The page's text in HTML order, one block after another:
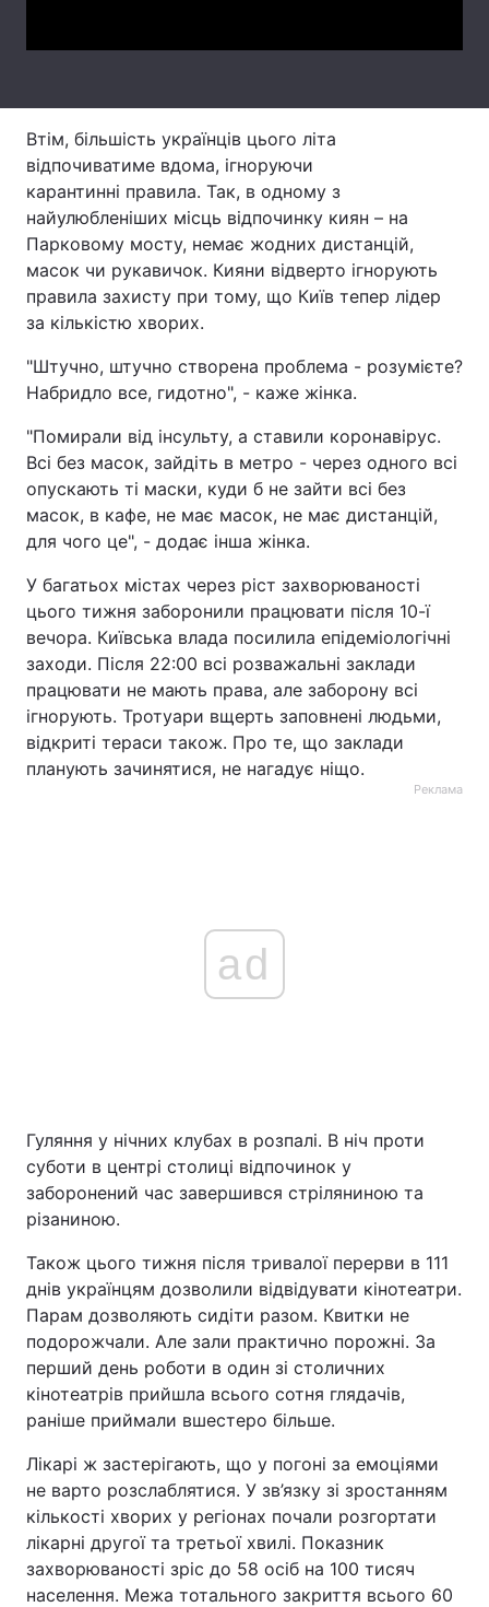
Тема оформлення
Втім, більшість українців цього літа
відпочиватиме вдома, ігноруючи
карантинні правила. Так, в одному з
найулюбленіших місць відпочинку киян – на
Парковому мосту, немає жодних дистанцій,
масок чи рукавичок. Кияни відверто ігнорують
правила захисту при тому, що Київ тепер лідер
за кількістю хворих.
"Штучно, штучно створена проблема - розумієте?
Набридло все, гидотно", - каже жінка.
"Помирали від інсульту, а ставили коронавірус.
Всі без масок, зайдіть в метро - через одного всі
опускають ті маски, куди б не зайти всі без
масок, в кафе, не має масок, не має дистанцій,
для чого це", - додає інша жінка.
У багатьох містах через ріст захворюваності
цього тижня заборонили працювати після 10-ї
вечора. Київська влада посилила епідеміологічні
заходи. Після 22:00 всі розважальні заклади
працювати не мають права, але заборону всі
ігнорують. Тротуари вщерть заповнені людьми,
відкриті тераси також. Про те, що заклади
планують зачинятися, не нагадує ніщо.
Реклама
ad
Гуляння у нічних клубах в розпалі. В ніч проти
суботи в центрі столиці відпочинок у
заборонений час завершився стріляниною та
різаниною.
Також цього тижня після тривалої перерви в 111
днів українцям дозволили відвідувати кінотеатри.
Парам дозволяють сидіти разом. Квитки не
подорожчали. Але зали практично порожні. За
перший день роботи в один зі столичних
кінотеатрів прийшла всього сотня глядачів,
раніше приймали вшестеро більше.
Лікарі ж застерігають, що у погоні за емоціями
не варто розслаблятися. У зв’язку зі зростанням
кількості хворих у регіонах почали розгортати
лікарні другої та третьої хвилі. Показник
захворюваності зріс до 58 осіб на 100 тисяч
населення. Межа тотального закриття всього 60